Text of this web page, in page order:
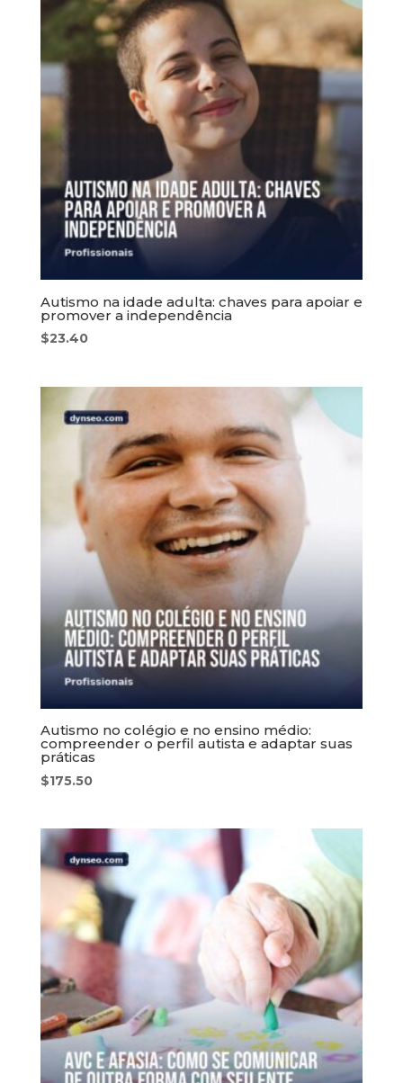
Autismo na idade adulta: chaves para apoiar e
promover a independência
$23.40
Autismo no colégio e no ensino médio:
compreender o perfil autista e adaptar suas
práticas
$175.50